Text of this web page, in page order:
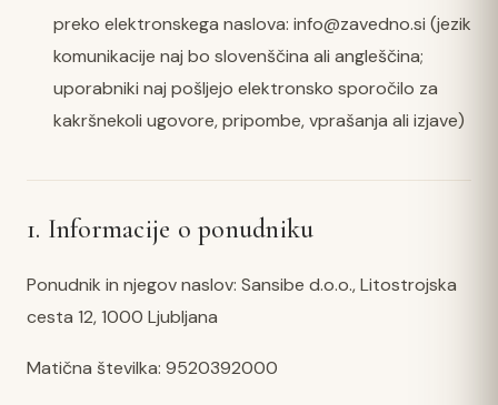
preko elektronskega naslova: info@zavedno.si (jezik
komunikacije naj bo slovenščina ali angleščina;
uporabniki naj pošljejo elektronsko sporočilo za
kakršnekoli ugovore, pripombe, vprašanja ali izjave)
1. Informacije o ponudniku
Ponudnik in njegov naslov: Sansibe d.o.o., Litostrojska
cesta 12, 1000 Ljubljana
Matična številka: 9520392000